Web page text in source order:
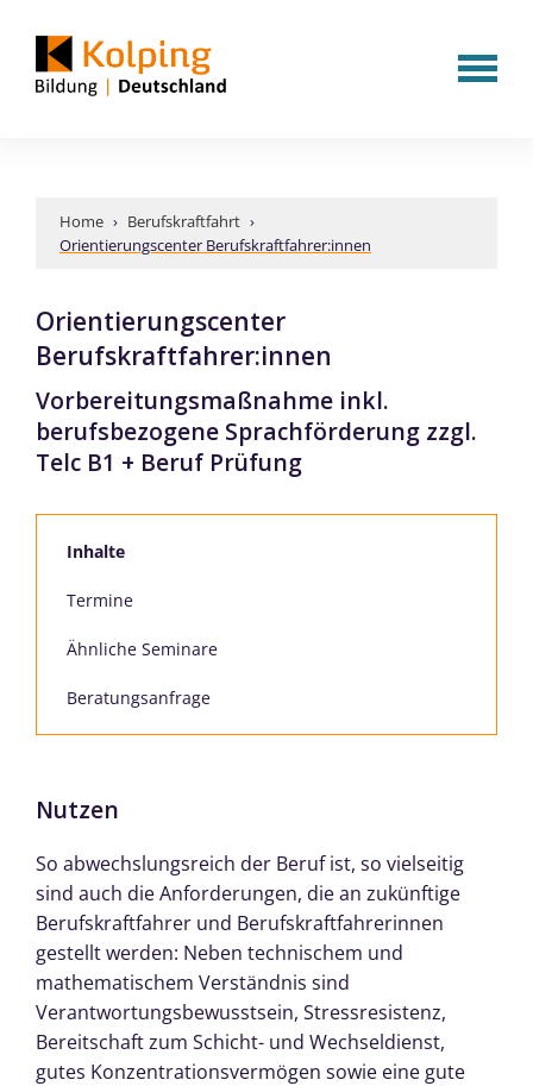
Home › Berufskraftfahrt ›
Orientierungscenter Berufskraftfahrer:innen
Orientierungscenter
Berufskraftfahrer:innen
Vorbereitungsmaßnahme inkl.
berufsbezogene Sprachförderung zzgl.
Telc B1 + Beruf Prüfung
Inhalte
Termine
Ähnliche Seminare
Beratungsanfrage
Nutzen
So abwechslungsreich der Beruf ist, so vielseitig
sind auch die Anforderungen, die an zukünftige
Berufskraftfahrer und Berufskraftfahrerinnen
gestellt werden: Neben technischem und
mathematischem Verständnis sind
Verantwortungsbewusstsein, Stressresistenz,
Bereitschaft zum Schicht- und Wechseldienst,
gutes Konzentrationsvermögen sowie eine gute